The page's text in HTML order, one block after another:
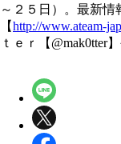
～２５日）。最新情
【http://www.ateam-
ｔｅｒ【@mak0tter